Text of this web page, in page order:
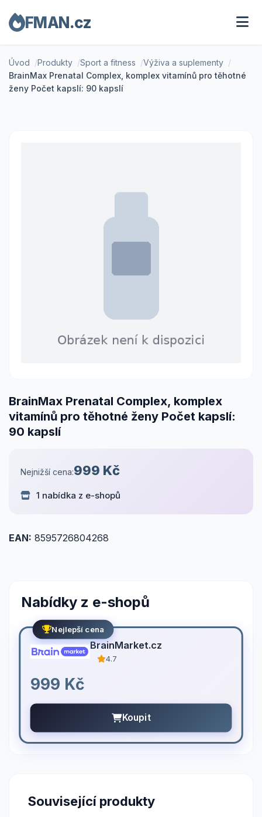
FMAN.cz
Úvod Produkty Sport a fitness
Výživa a suplementy
BrainMax Prenatal Complex, komplex vitamínů pro těhotné
ženy Počet kapslí: 90 kapslí
BrainMax Prenatal Complex, komplex
vitamínů pro těhotné ženy Počet kapslí:
90 kapslí
Nejnižší cena:999 Kč
1 nabídka z e-shopů
EAN: 8595726804268
Nabídky z e-shopů
Nejlepší cena
BrainMarket.cz
4.7
999 Kč
Koupit
Související produkty